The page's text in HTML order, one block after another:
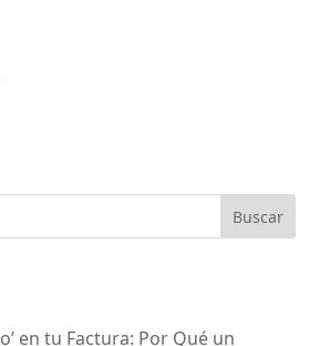
p
ar Buscar
en tu Factura: Por Qué un